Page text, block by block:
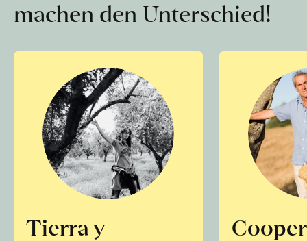
machen den Unterschied!
Tierra y